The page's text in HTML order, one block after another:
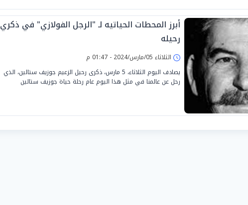
أبرز المحطات الحياتيه لـ "الرجل الفولازي" في ذكري
رحيله
الثلاثاء 05/مارس/2024 - 01:47 م
يصادف اليوم الثلاثاء، 5 مارس، ذكرى رحيل الزعيم جوزيف ستالين، الذي
رحل عن عالمنا في مثل هذا اليوم عام رحلة حياة جوزيف ستالين